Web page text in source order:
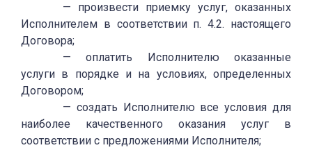
— произвести приемку услуг, оказанных
Исполнителем в соответствии п. 4.2. настоящего
Договора;
— оплатить Исполнителю оказанные
услуги в порядке и на условиях, определенных
Договором;
— создать Исполнителю все условия для
наиболее качественного оказания услуг в
соответствии с предложениями Исполнителя;